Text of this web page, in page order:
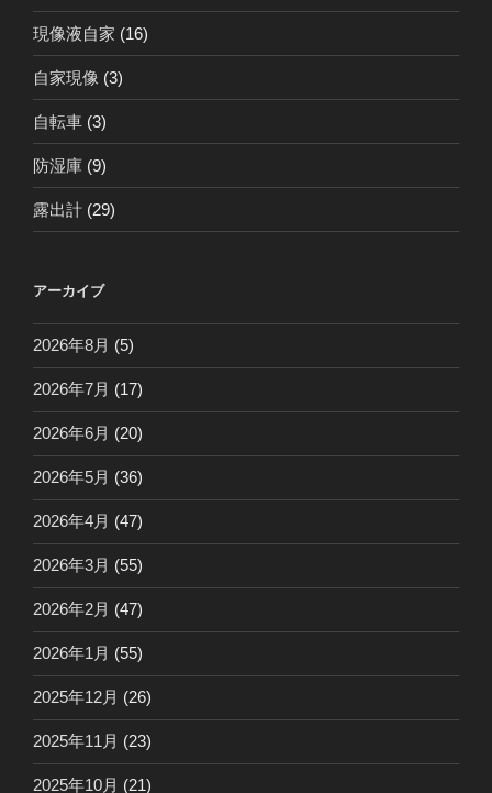
現像液自家 (16)
自家現像 (3)
自転車 (3)
防湿庫 (9)
露出計 (29)
アーカイブ
2026年8月 (5)
2026年7月 (17)
2026年6月 (20)
2026年5月 (36)
2026年4月 (47)
2026年3月 (55)
2026年2月 (47)
2026年1月 (55)
2025年12月 (26)
2025年11月 (23)
2025年10月 (21)